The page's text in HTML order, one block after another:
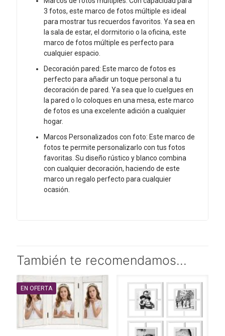
3 fotos, este marco de fotos múltiple es ideal
para mostrar tus recuerdos favoritos. Ya sea en
la sala de estar, el dormitorio o la oficina, este
marco de fotos múltiple es perfecto para
cualquier espacio.
Decoración pared: Este marco de fotos es
perfecto para añadir un toque personal a tu
decoración de pared. Ya sea que lo cuelgues en
la pared o lo coloques en una mesa, este marco
de fotos es una excelente adición a cualquier
hogar.
Marcos Personalizados con foto: Este marco de
fotos te permite personalizarlo con tus fotos
favoritas. Su diseño rústico y blanco combina
con cualquier decoración, haciendo de este
marco un regalo perfecto para cualquier
ocasión.
También te recomendamos…
EN OFERTA